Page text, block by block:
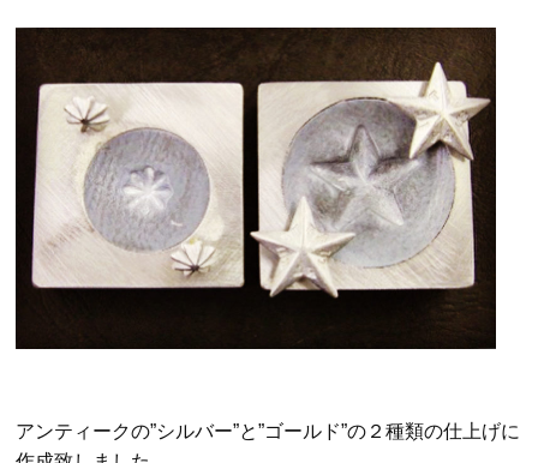
アンティークの”シルバー”と”ゴールド”の２種類の仕上げに